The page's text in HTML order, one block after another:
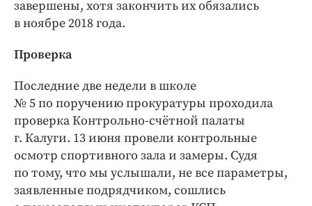
завершены, хотя закончить их обязались
в ноябре 2018 года.
Проверка
Последние две недели в школе
№ 5 по поручению прокуратуры проходила
проверка Контрольно-­счётной палаты
г. Калуги. 13 июня провели контрольные
осмотр спортивного зала и замеры. Судя
по тому, что мы услышали, не все параметры,
заявленные подрядчиком, сошлись